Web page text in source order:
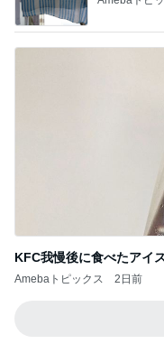
KFC我慢後に食べたアイ
Amebaトピックス 2日前